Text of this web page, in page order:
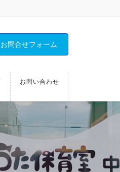
お問合せフォーム
お問い合わせ